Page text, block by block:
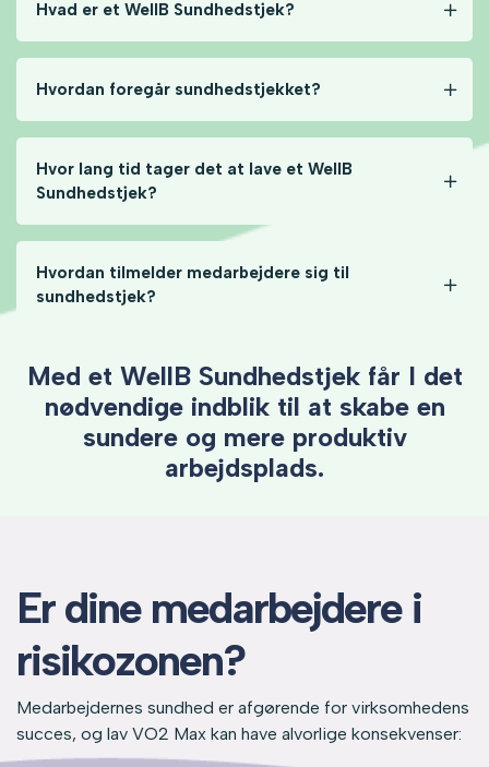
Hvad er et WellB Sundhedstjek?
Hvordan foregår sundhedstjekket?
Hvor lang tid tager det at lave et WellB
Sundhedstjek?
Hvordan tilmelder medarbejdere sig til
sundhedstjek?
Med et WellB Sundhedstjek får I det
nødvendige indblik til at skabe en
sundere og mere produktiv
arbejdsplads.
Er dine medarbejdere i
risikozonen?
Medarbejdernes sundhed er afgørende for virksomhedens
succes, og lav VO2 Max kan have alvorlige konsekvenser: